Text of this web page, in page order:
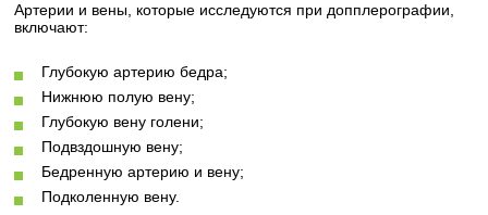
Артерии и вены, которые исследуются при допплерографии,
включают:
Глубокую артерию бедра;
Нижнюю полую вену;
Глубокую вену голени;
Подвздошную вену;
Бедренную артерию и вену;
Подколенную вену.